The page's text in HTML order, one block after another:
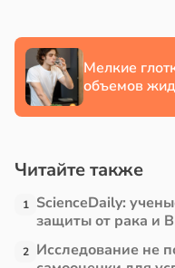
Мелкие
объемов
Читайте также
1 ScienceDaily:
защиты от рака и
2 Исследование не
16:23